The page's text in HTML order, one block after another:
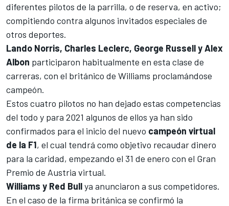
diferentes pilotos de la parrilla, o de reserva, en activo;
compitiendo contra algunos invitados especiales de
otros deportes.
Lando Norris, Charles Leclerc, George Russell y Alex
Albon participaron habitualmente en esta clase de
carreras, con el británico de Williams proclamándose
campeón.
Estos cuatro pilotos no han dejado estas competencias
del todo y para 2021 algunos de ellos ya han sido
confirmados para el inicio del nuevo campeón virtual
de la F1, el cual tendrá como objetivo recaudar dinero
para la caridad, empezando el 31 de enero con el Gran
Premio de Austria virtual.
Williams y Red Bullya anunciaron a sus competidores.
En el caso de la firma británica se confirmó la